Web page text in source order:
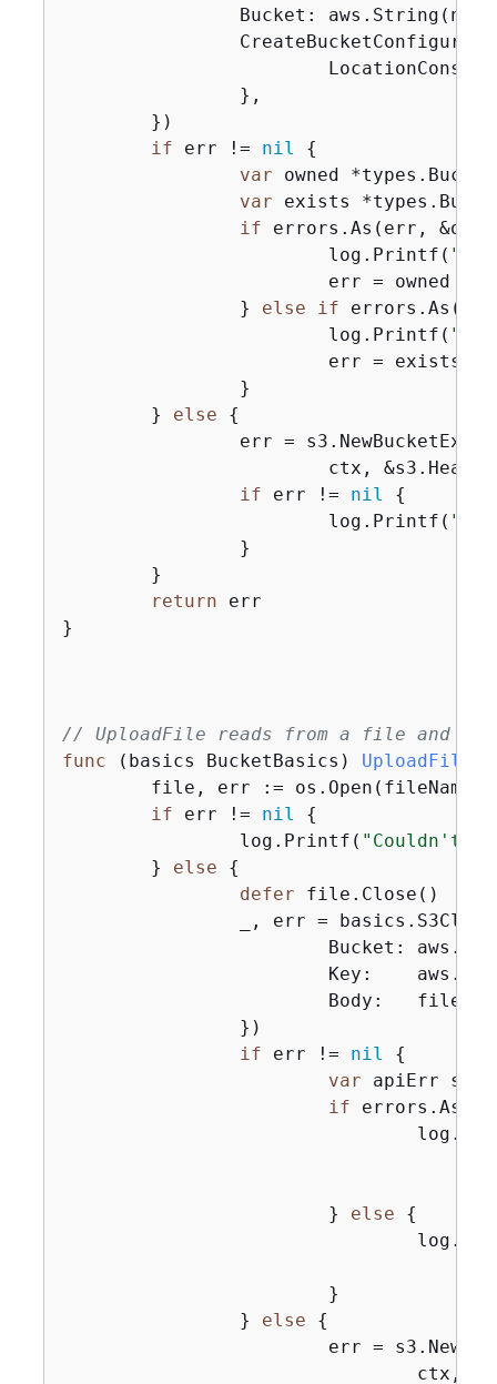
if err != nil
{
var owned
var exists
if errors.As(err,
			log.Printf(
		}
else if
			log.Printf(
	}
else
{
ctx,
if err != nil
{
			log.Printf(
return err
}
// UploadFile reads from a file and
func
(basics BucketBasics) UploadFile
if err != nil
{
		log.Printf(
"Couldn't
	}
else
{
defer file.Close()
_, err =
if err != nil
{
var apiErr
if
			}
else
{
		}
else
{